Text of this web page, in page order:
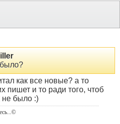
как все новые? а то
пишет и то ради того, чтоб
не было :)
...©